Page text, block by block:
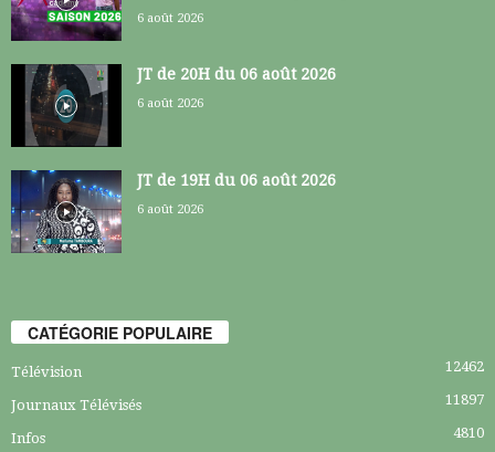
6 août 2026
JT de 20H du 06 août 2026
6 août 2026
JT de 19H du 06 août 2026
6 août 2026
CATÉGORIE POPULAIRE
Télévision 12462
Journaux Télévisés 11897
Infos 4810